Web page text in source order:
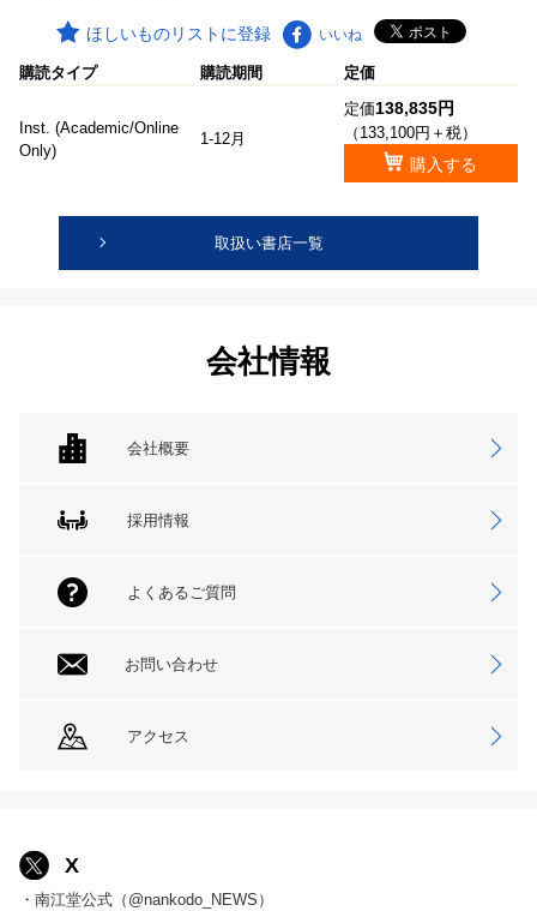
ほしいものリストに登録 いいね
購読タイプ 購読期間 定価
Inst. (Academic/Online
Only)
1-12月
定価138,835円
（133,100円＋税）
購入する
取扱い書店一覧
会社情報
会社概要
採用情報
よくあるご質問
お問い合わせ
アクセス
X
・南江堂公式（@nankodo_NEWS）